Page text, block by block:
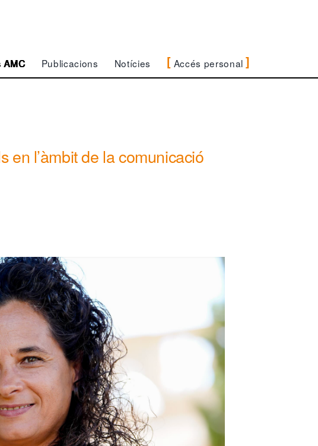
AMC Publicacions Notícies Accés personal
en l’àmbit de la comunicació